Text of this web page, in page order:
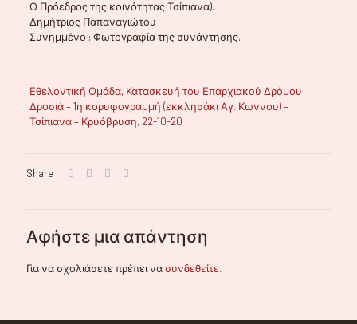
Ο Πρόεδρος της κοινότητας Τσίπιανα).
Δημήτριος Παπαναγιώτου
Συνημμένο : Φωτογραφία της συνάντησης.
Εθελοντική Ομάδα, Κατασκευή του Επαρχιακού Δρόμου
Δροσιά – 1η κορυφογραμμή (εκκλησάκι Αγ. Κωννου) –
Τσίπιανα – Κρυόβρυση, 22-10-20
Share
Αφήστε μια απάντηση
Για να σχολιάσετε πρέπει νασυνδεθείτε.